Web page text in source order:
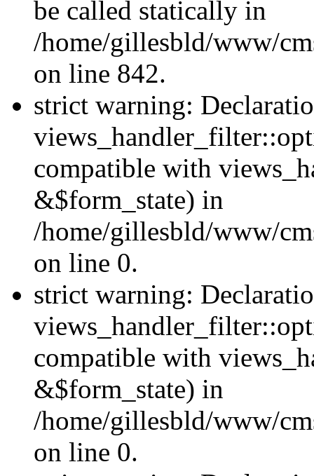
be called statically in
/home/gillesbld/www/
on line 842.
strict warning:
compatible with
&$form_state) in
/home/gillesbld/www/
on line 0.
strict warning:
compatible with
&$form_state) in
/home/gillesbld/www/
on line 0.